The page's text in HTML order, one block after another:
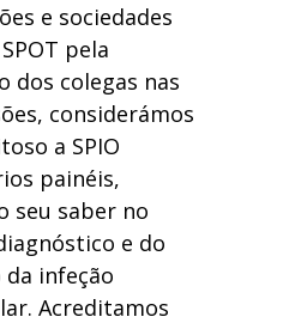
e sociedades
pela
dos colegas nas
considerámos
a SPIO
painéis,
seu saber no
e do
infeção
Acreditamos